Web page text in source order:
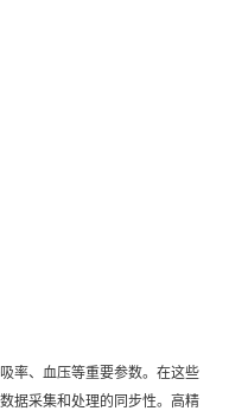
率、血压等重要参数。在这些
据采集和处理的同步性。高精